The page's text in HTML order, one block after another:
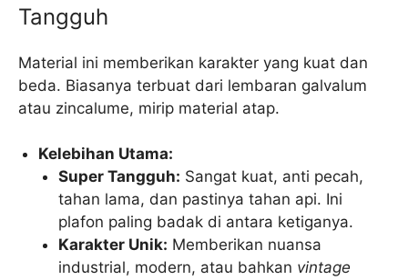
Tangguh
Material ini memberikan karakter yang kuat dan
beda. Biasanya terbuat dari lembaran galvalum
atau zincalume, mirip material atap.
Kelebihan Utama:
Super Tangguh: Sangat kuat, anti pecah,
tahan lama, dan pastinya tahan api. Ini
plafon paling badak di antara ketiganya.
Karakter Unik: Memberikan nuansa
industrial, modern, atau bahkan vintage